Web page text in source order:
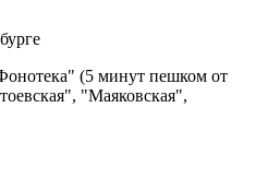
(5 минут пешком от
"Маяковская",